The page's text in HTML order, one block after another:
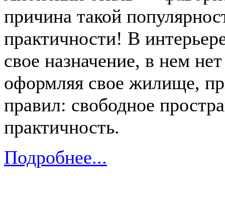
причина такой
практичности! В
свое назначение, в нем
оформляя свое жилище,
правил: свободное
практичность.
Подробнее...